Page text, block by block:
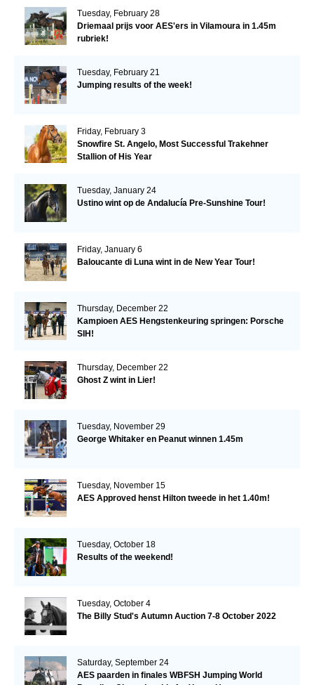
Tuesday, February 28
Driemaal prijs voor AES'ers in Vilamoura in 1.45m
rubriek!
Tuesday, February 21
Jumping results of the week!
Friday, February 3
Snowfire St. Angelo, Most Successful Trakehner
Stallion of His Year
Tuesday, January 24
Ustino wint op de Andalucía Pre-Sunshine Tour!
Friday, January 6
Baloucante di Luna wint in de New Year Tour!
Thursday, December 22
Kampioen AES Hengstenkeuring springen: Porsche
SIH!
Thursday, December 22
Ghost Z wint in Lier!
Tuesday, November 29
George Whitaker en Peanut winnen 1.45m
Tuesday, November 15
AES Approved henst Hilton tweede in het 1.40m!
Tuesday, October 18
Results of the weekend!
Tuesday, October 4
The Billy Stud's Autumn Auction 7-8 October 2022
Saturday, September 24
AES paarden in finales WBFSH Jumping World